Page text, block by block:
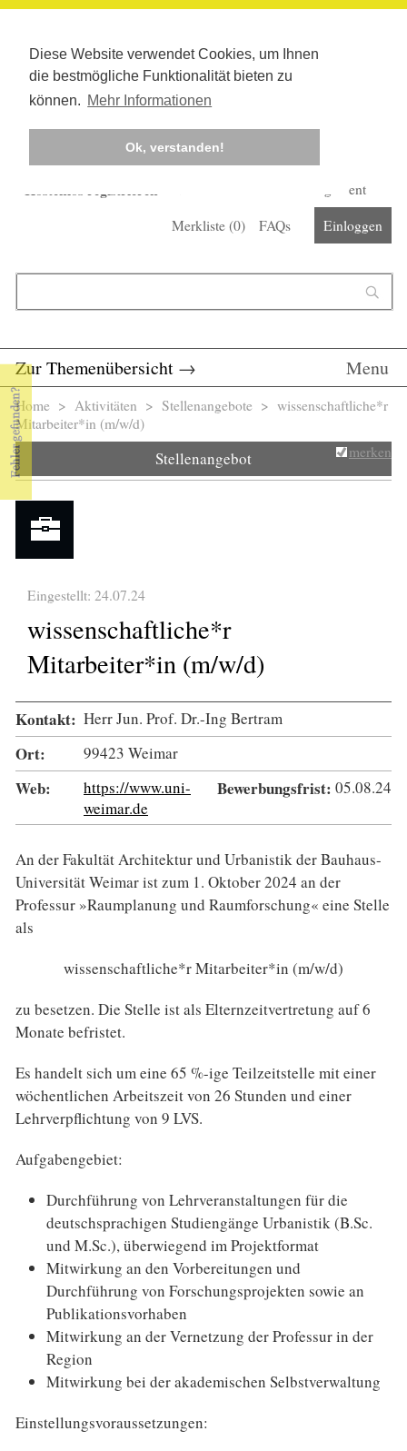
Diese Website verwendet Cookies, um Ihnen
die bestmögliche Funktionalität bieten zu
können. Mehr Informationen
Ok, verstanden!
Kostenlos registrieren
Corona-Management
Merkliste (0) FAQs Einloggen
Zur Themenübersicht → Menu
Sie sind hier
Home > Aktivitäten > Stellenangebote > wissenschaftliche*r
Mitarbeiter*in (m/w/d)
Stellenangebot merken
Eingestellt: 24.07.24
wissenschaftliche*r
Mitarbeiter*in (m/w/d)
Kontakt: Herr Jun. Prof. Dr.-Ing Bertram
Ort: 99423 Weimar
Web:
https://www.uni-
weimar.de
Bewerbungsfrist: 05.08.24
An der Fakultät Architektur und Urbanistik der Bauhaus-
Universität Weimar ist zum 1. Oktober 2024 an der
Professur »Raumplanung und Raumforschung« eine Stelle
als
wissenschaftliche*r Mitarbeiter*in (m/w/d)
zu besetzen. Die Stelle ist als Elternzeitvertretung auf 6
Monate befristet.
Es handelt sich um eine 65 %-ige Teilzeitstelle mit einer
wöchentlichen Arbeitszeit von 26 Stunden und einer
Lehrverpflichtung von 9 LVS.
Aufgabengebiet:
Durchführung von Lehrveranstaltungen für die
deutschsprachigen Studiengänge Urbanistik (B.Sc.
und M.Sc.), überwiegend im Projektformat
Mitwirkung an den Vorbereitungen und
Durchführung von Forschungsprojekten sowie an
Publikationsvorhaben
Mitwirkung an der Vernetzung der Professur in der
Region
Mitwirkung bei der akademischen Selbstverwaltung
Einstellungsvoraussetzungen: